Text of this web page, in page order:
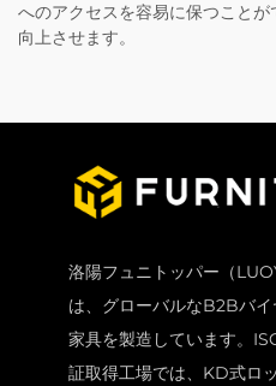
へのアクセスを容易に保つこと
向上させます。
洛陽フュニトッパー（
は、グローバルなB2Bバ
家具を製造しています。
証取得工場では、KD式ロ